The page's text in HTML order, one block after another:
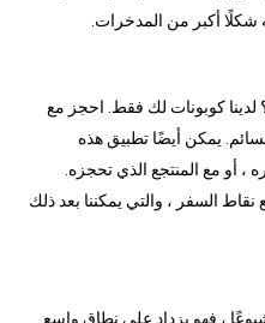
أكبر من المدخرات.
كوبونات لك فقط. احجز مع
يمكن أيضًا تطبيق هذه
، أو مع المنتجع الذي تحجزه.
السفر ، والتي يمكننا بعد ذلك
، فهو يزداد على نطاق واسع.